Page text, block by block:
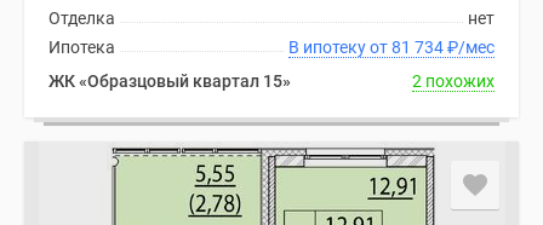
нет
Отделка
В ипотеку от 81 734₽/мес
Ипотека
ЖК «Образцовый квартал 15»
2 похожих